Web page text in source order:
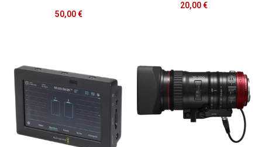
50,00€
20,00€